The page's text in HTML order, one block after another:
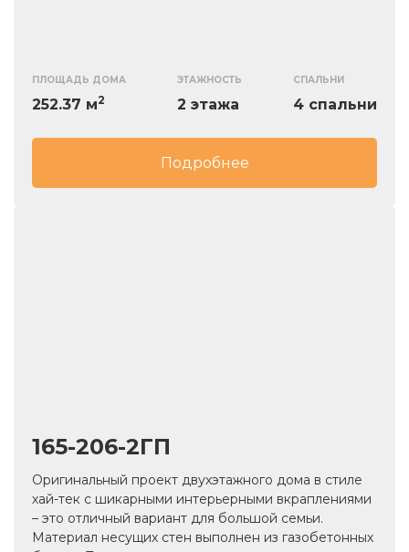
ПЛОЩАДЬ ДОМА
252.37 м2
ЭТАЖНОСТЬ
2 этажа
СПАЛЬНИ
4 спальни
Подробнее
165-206-2ГП
Оригинальный проект двухэтажного дома в стиле
хай-тек с шикарными интерьерными вкраплениями
– это отличный вариант для большой семьи.
Материал несущих стен выполнен из газобетонных